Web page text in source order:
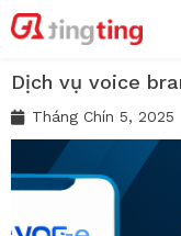
Dịch vụ voice
Tháng Chín 5, 2025